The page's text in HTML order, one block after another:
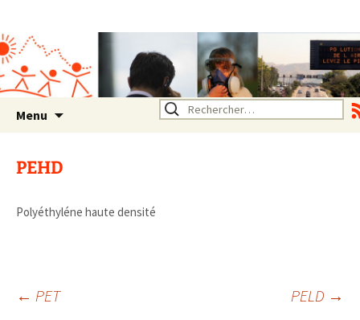
Rhône Alpes
Un environnement sain pour
la santé de tous
Menu Rechercher :
PEHD
Polyéthyléne haute densité
Navigation
← PET PELD →